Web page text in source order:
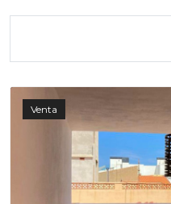
Venta